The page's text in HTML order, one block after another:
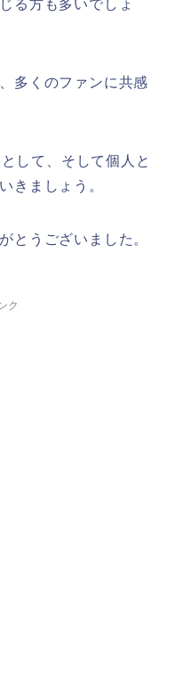
る方も多いでしょ
多くのファンに共感
して、そして個人と
きましょう。
とうございました。
ク